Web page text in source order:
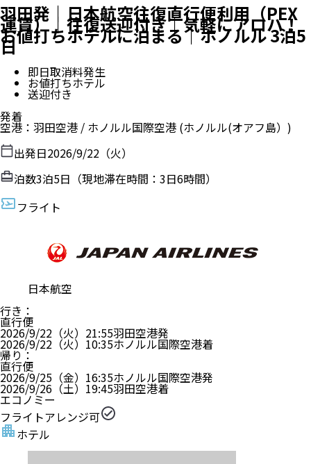
羽田発｜日本航空往復直行便利用（PEX
運賃）｜往復送迎付き｜気軽にアロハ！
お値打ちホテルに泊まる｜ホノルル 3泊5
日
即日取消料発生
お値打ちホテル
送迎付き
発着
空港 ： 羽田空港 / ホノルル国際空港 (ホノルル(オアフ島）)
出発日2026/9/22（火）
泊数3泊5日（現地滞在時間： 3日6時間）
フライト
日本航空
行き ：
直行便
2026/9/22（火） 21:55羽田空港発
2026/9/22（火） 10:35ホノルル国際空港着
帰り ：
直行便
2026/9/25（金） 16:35ホノルル国際空港発
2026/9/26（土） 19:45羽田空港着
エコノミー
フライトアレンジ可
ホテル